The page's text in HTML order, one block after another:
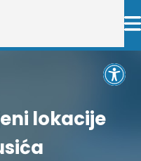
lokacije